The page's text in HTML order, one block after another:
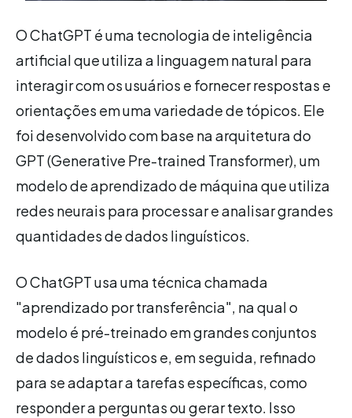
O ChatGPT é uma tecnologia de inteligência
artificial que utiliza a linguagem natural para
interagir com os usuários e fornecer respostas e
orientações em uma variedade de tópicos. Ele
foi desenvolvido com base na arquitetura do
GPT (Generative Pre-trained Transformer), um
modelo de aprendizado de máquina que utiliza
redes neurais para processar e analisar grandes
quantidades de dados linguísticos.
O ChatGPT usa uma técnica chamada
"aprendizado por transferência", na qual o
modelo é pré-treinado em grandes conjuntos
de dados linguísticos e, em seguida, refinado
para se adaptar a tarefas específicas, como
responder a perguntas ou gerar texto. Isso